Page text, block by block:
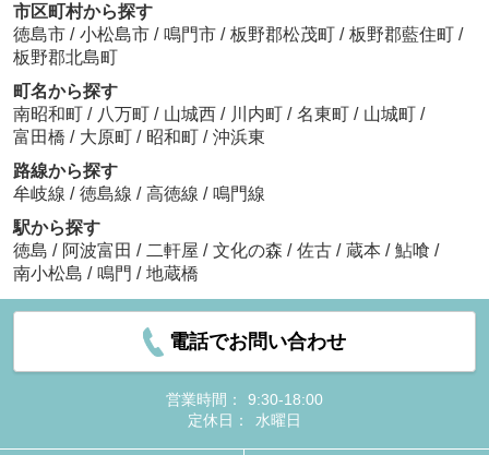
市区町村から探す
徳島市 / 小松島市 / 鳴門市 / 板野郡松茂町 / 板野郡藍住町 /
板野郡北島町
町名から探す
南昭和町 / 八万町 / 山城西 / 川内町 / 名東町 / 山城町 /
富田橋 / 大原町 / 昭和町 / 沖浜東
路線から探す
牟岐線 / 徳島線 / 高徳線 / 鳴門線
駅から探す
徳島 / 阿波富田 / 二軒屋 / 文化の森 / 佐古 / 蔵本 / 鮎喰 /
南小松島 / 鳴門 / 地蔵橋
電話でお問い合わせ
営業時間：
9:30-18:00
定休日：
水曜日